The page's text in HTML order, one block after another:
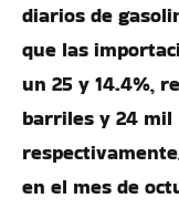
diarios de
que las
un 25 y 14.4%,
barriles y 24
en el mes de